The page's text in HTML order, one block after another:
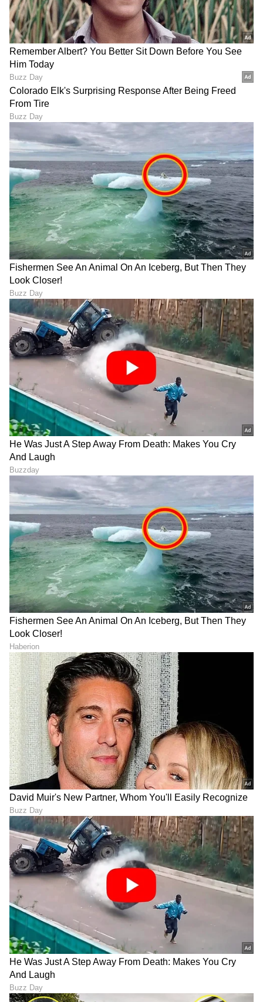
Vande mataram: ಗುಂಡಿಟ್ಟು
ಪೂರ್ಣ ಹಾಡಲ್ಲ: ಕೇರಳ ಸಚಿವ,
ಸಂಸದ ಶಾಕಿಂಗ್ ಹೇಳಿಕೆ!
ಕಿರಣ, ದೃಷ್ಟಿ ಮಂಜಾಗಿ ಬಾನಲ್ಲೇ
ಸುತ್ತಿದ ವಿಮಾನ!
LATEST VIDEOS
"ರಾಜಕೀಯ ಬೇಡ, ಸಿನಿಮಾನೇ ಪ್ರಾಣ":
ಕನಕೋತ್ಸವದಲ್ಲಿ ರಿಷಬ್ ಶೆಟ್ಟಿ | Rishab
Shetty speech | Suvarna News
ಶೇ.50 ರಿಂದ ಶೇ.18 ಕ್ಕೆ TAX ಇಳಿಕೆ: ಮೋದಿ-
ಟ್ರಂಪ್ ಐತಿಹಾಸಿಕ ಒಪ್ಪಂದ | India US
Trade Deal | Party Rounds